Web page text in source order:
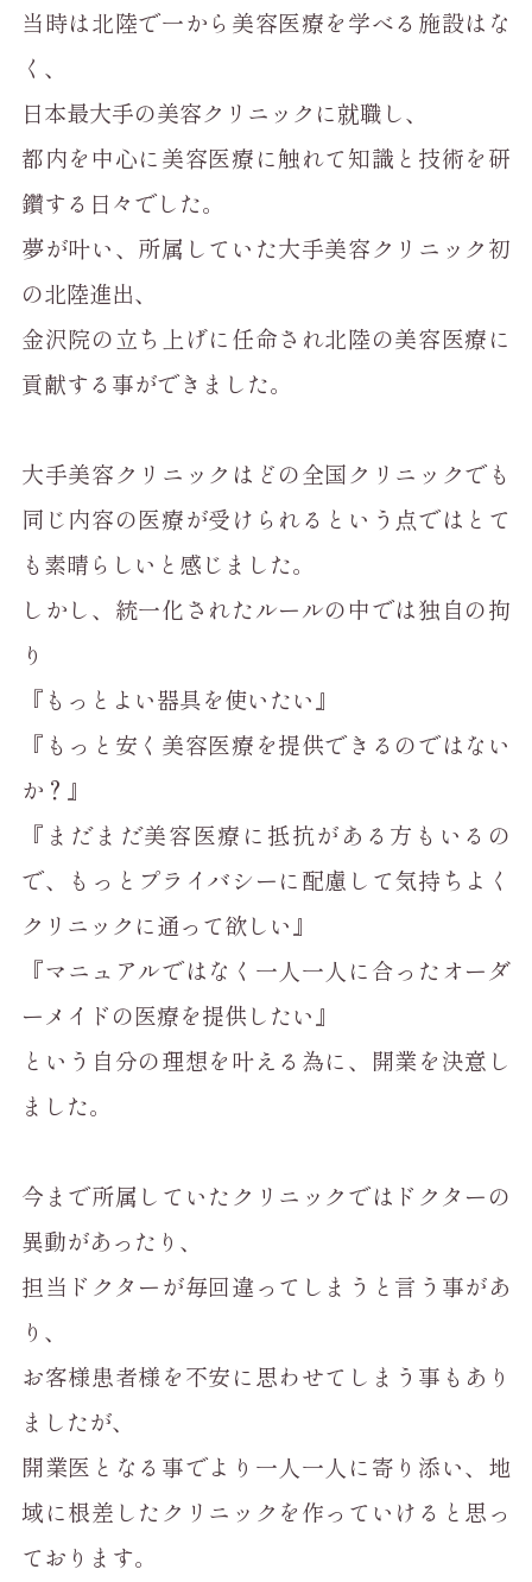
当時は北陸で一から美容医療を学べる施設はな
く、
日本最大手の美容クリニックに就職し、
都内を中心に美容医療に触れて知識と技術を研
鑽する日々でした。
夢が叶い、所属していた大手美容クリニック初
の北陸進出、
金沢院の立ち上げに任命され北陸の美容医療に
貢献する事ができました。
大手美容クリニックはどの全国クリニックでも
同じ内容の医療が受けられるという点ではとて
も素晴らしいと感じました。
しかし、統一化されたルールの中では独自の拘
り
『もっとよい器具を使いたい』
『もっと安く美容医療を提供できるのではない
か？』
『まだまだ美容医療に抵抗がある方もいるの
で、もっとプライバシーに配慮して気持ちよく
クリニックに通って欲しい』
『マニュアルではなく一人一人に合ったオーダ
ーメイドの医療を提供したい』
という自分の理想を叶える為に、開業を決意し
ました。
今まで所属していたクリニックではドクターの
異動があったり、
担当ドクターが毎回違ってしまうと言う事があ
り、
お客様患者様を不安に思わせてしまう事もあり
ましたが、
開業医となる事でより一人一人に寄り添い、地
域に根差したクリニックを作っていけると思っ
ております。